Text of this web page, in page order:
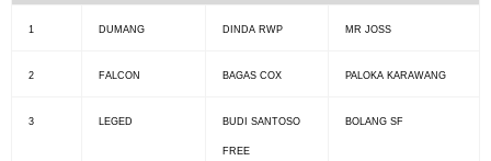
1 DUMANG DINDA RWP MR JOSS
2 FALCON BAGAS COX PALOKA KARAWANG
3 LEGED BUDI SANTOSO
FREE
BOLANG SF